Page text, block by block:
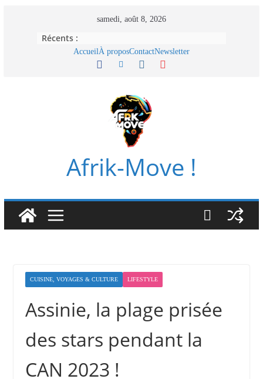
samedi, août 8, 2026
Récents :
AccueilÀ proposContactNewsletter
Afrik-Move !
CUISINE, VOYAGES & CULTURE LIFESTYLE
Assinie, la plage prisée
des stars pendant la
CAN 2023 !